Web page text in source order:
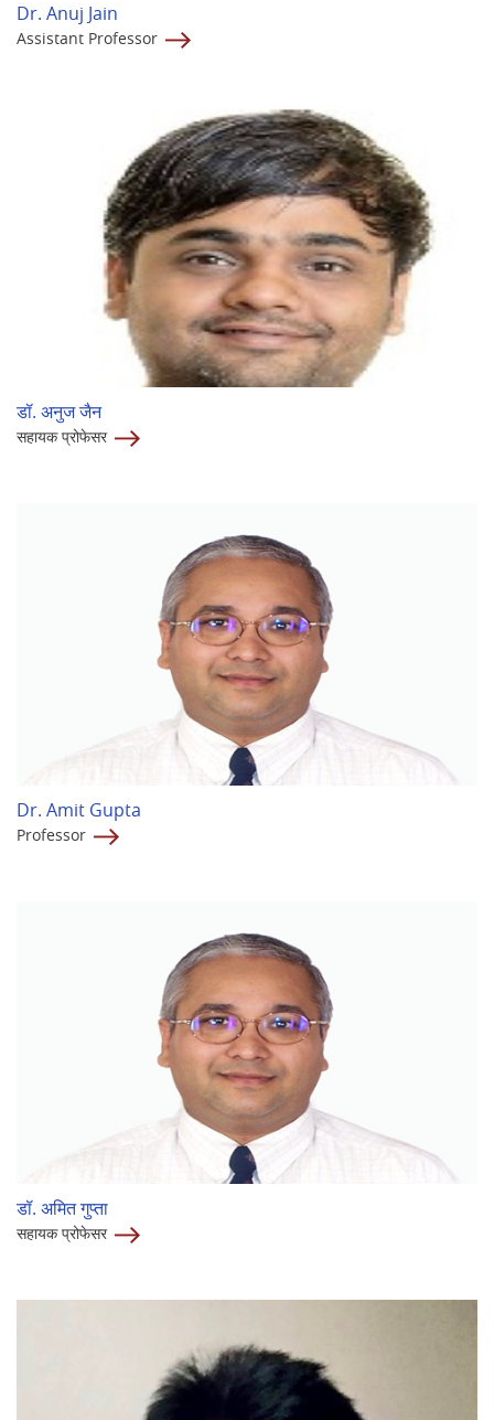
Dr. Anuj Jain
Assistant Professor
डॉ. अनुज जैन
सहायक प्रोफेसर
Dr. Amit Gupta
Professor
डॉ. अमित गुप्ता
सहायक प्रोफेसर